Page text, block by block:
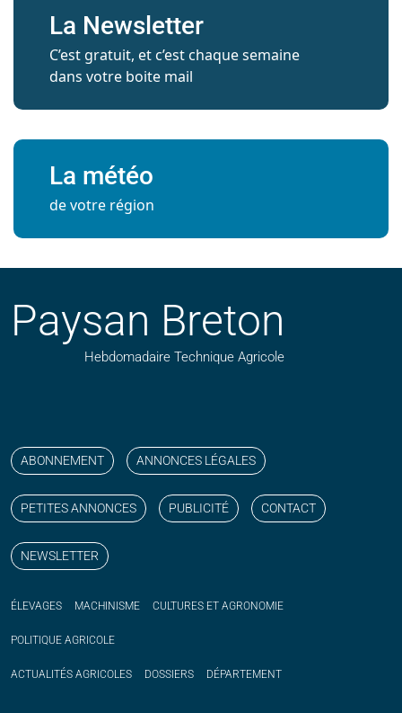
La Newsletter
C’est gratuit, et c’est chaque semaine
dans votre boite mail
La météo
de votre région
Paysan Breton
Hebdomadaire Technique Agricole
ABONNEMENT ANNONCES LÉGALES
PETITES ANNONCES PUBLICITÉ CONTACT
NEWSLETTER
ÉLEVAGES MACHINISME CULTURES ET AGRONOMIE
POLITIQUE AGRICOLE
ACTUALITÉS AGRICOLES DOSSIERS DÉPARTEMENT